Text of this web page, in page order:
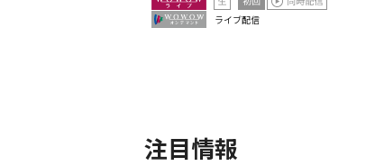
ライブ配信
注目情報